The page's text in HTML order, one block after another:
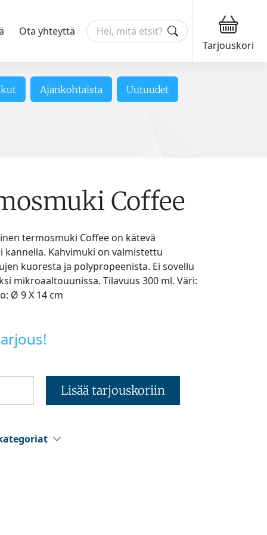
Ota yhteyttä
Tarjouskori
Ajankohtaista Uutuudet
Coffee
termosmuki Coffee on kätevä
kannella. Kahvimuki on valmistettu
kuoresta ja polypropeenista. Ei sovellu
mikroaaltouunissa. Tilavuus 300 ml. Väri:
Ø 9 X 14 cm
Lisää tarjouskoriin